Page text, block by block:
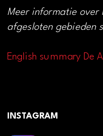
Meer informatie over
afgesloten gebieden
English summary De
INSTAGRAM